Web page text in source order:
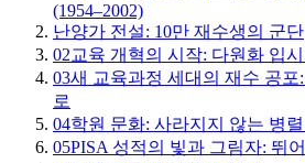
(1954–2002)
난양가 전설: 10만 재수생의 군단
02교육 개혁의 시작: 다원화 입
03새 교육과정 세대의 재수 공
로
04학원 문화: 사라지지 않는 병
05PISA 성적의 빛과 그림자: 뛰